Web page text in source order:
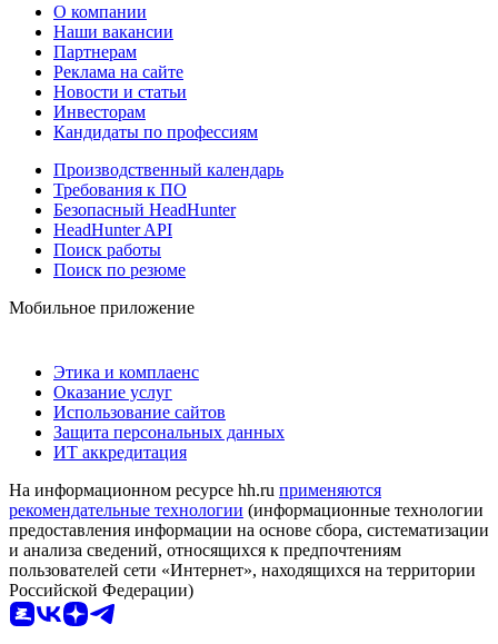
О компании
Наши вакансии
Партнерам
Реклама на сайте
Новости и статьи
Инвесторам
Кандидаты по профессиям
Производственный календарь
Требования к ПО
Безопасный HeadHunter
HeadHunter API
Поиск работы
Поиск по резюме
Мобильное приложение
Этика и комплаенс
Оказание услуг
Использование сайтов
Защита персональных данных
ИТ аккредитация
На информационном ресурсе hh.ru применяются
рекомендательные технологии (информационные технологии
предоставления информации на основе сбора, систематизации
и анализа сведений, относящихся к предпочтениям
пользователей сети «Интернет», находящихся на территории
Российской Федерации)